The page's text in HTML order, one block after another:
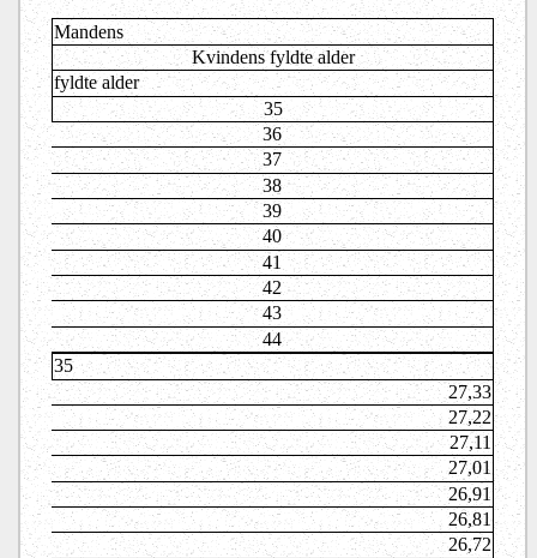
Mandens
Kvindens fyldte alder
fyldte alder
35
36
37
38
39
40
41
42
43
44
35
27,33
27,22
27,11
27,01
26,91
26,81
26,72